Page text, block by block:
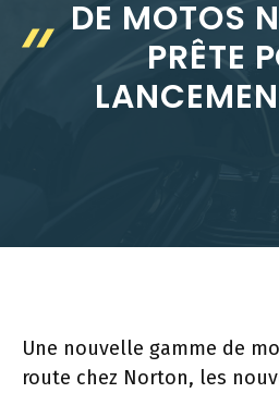
DE MOTOS
PRÊTE
Une nouvelle gamme de
route chez Norton, les